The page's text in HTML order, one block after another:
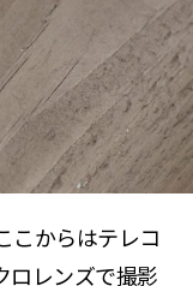
こからはテレコ
ロレンズで撮影